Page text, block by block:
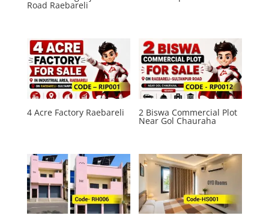
Road Raebareli
4 Acre Factory Raebareli 2 Biswa Commercial Plot
Near Gol Chauraha